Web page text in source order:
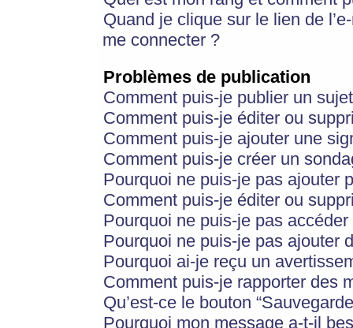
Quand je clique sur le lien de
me connecter ?
Problèmes de publication
Comment puis-je publier un
Comment puis-je éditer ou
Comment puis-je ajouter une
Comment puis-je créer un
Pourquoi ne puis-je pas ajouter
Comment puis-je éditer ou
Pourquoi ne puis-je pas
Pourquoi ne puis-je pas ajouter
Pourquoi ai-je reçu un
Comment puis-je rapporter des
Qu’est-ce le bouton
Pourquoi mon message a-t-il